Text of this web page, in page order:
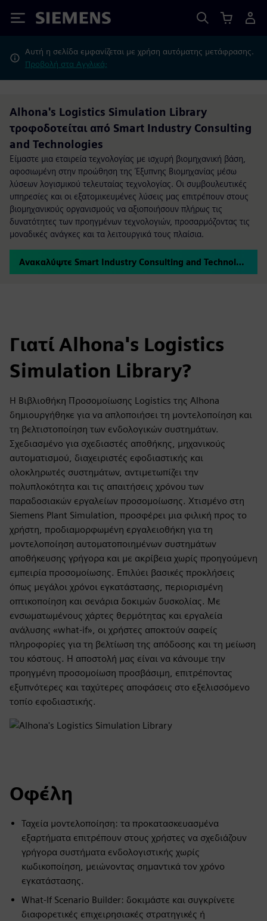
Siemens
Αυτή η σελίδα εμφανίζεται με χρήση αυτόματης μετάφρασης.
Προβολή στα Αγγλικά;
Alhona's Logistics Simulation Library
τροφοδοτείται από Smart Industry Consulting
and Technologies
Είμαστε μια εταιρεία τεχνολογίας με ισχυρή βιομηχανική βάση,
αφοσιωμένη στην προώθηση της Έξυπνης Βιομηχανίας μέσω
λύσεων λογισμικού τελευταίας τεχνολογίας. Οι συμβουλευτικές
υπηρεσίες και οι εξατομικευμένες λύσεις μας επιτρέπουν στους
βιομηχανικούς οργανισμούς να αξιοποιήσουν πλήρως τις
δυνατότητες των προηγμένων τεχνολογιών, προσαρμόζοντας τις
μοναδικές ανάγκες και τα λειτουργικά τους πλαίσια.
Ανακαλύψτε Smart Industry Consulting and Technologies
Γιατί Alhona's Logistics
Simulation Library?
Η Βιβλιοθήκη Προσομοίωσης Logistics της Alhona
δημιουργήθηκε για να απλοποιήσει τη μοντελοποίηση και
τη βελτιστοποίηση των ενδολογικών συστημάτων.
Σχεδιασμένο για σχεδιαστές αποθήκης, μηχανικούς
αυτοματισμού, διαχειριστές εφοδιαστικής και
ολοκληρωτές συστημάτων, αντιμετωπίζει την
πολυπλοκότητα και τις απαιτήσεις χρόνου των
παραδοσιακών εργαλείων προσομοίωσης. Χτισμένο στη
Siemens Plant Simulation, προσφέρει μια φιλική προς το
χρήστη, προδιαμορφωμένη εργαλειοθήκη για τη
μοντελοποίηση αυτοματοποιημένων συστημάτων
αποθήκευσης γρήγορα και με ακρίβεια χωρίς προηγούμενη
εμπειρία προσομοίωσης. Επιλύει βασικές προκλήσεις
όπως μεγάλοι χρόνοι εγκατάστασης, περιορισμένη
οπτικοποίηση και σενάρια δοκιμών δυσκολίας. Με
ενσωματωμένους χάρτες θερμότητας και εργαλεία
ανάλυσης «what-if», οι χρήστες αποκτούν σαφείς
πληροφορίες για τη βελτίωση της απόδοσης και τη μείωση
του κόστους. Η αποστολή μας είναι να κάνουμε την
προηγμένη προσομοίωση προσβάσιμη, επιτρέποντας
εξυπνότερες και ταχύτερες αποφάσεις στο εξελισσόμενο
τοπίο εφοδιαστικής.
Οφέλη
Ταχεία μοντελοποίηση: τα προκατασκευασμένα
εξαρτήματα επιτρέπουν στους χρήστες να σχεδιάζουν
γρήγορα συστήματα ενδολογιστικής χωρίς
κωδικοποίηση, μειώνοντας σημαντικά τον χρόνο
εγκατάστασης.
What-If Scenario Builder: δοκιμάστε και συγκρίνετε
διαφορετικές επιχειρησιακές στρατηγικές ή